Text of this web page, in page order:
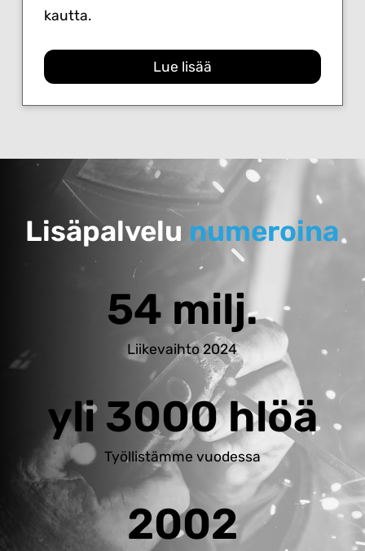
kautta.
Lue lisää
Lisäpalvelu numeroina
54 milj.
Liikevaihto 2024
yli 3000 hlöä
Työllistämme vuodessa
2002